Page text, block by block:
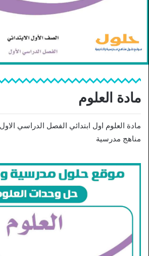
مادة العلوم
مناهج مدرسية